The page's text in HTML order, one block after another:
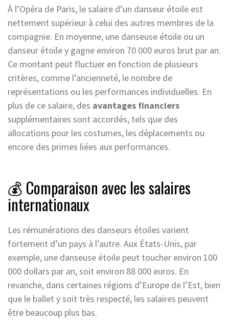
À l’Opéra de Paris, le salaire d’un danseur étoile est
nettement supérieur à celui des autres membres de la
compagnie. En moyenne, une danseuse étoile ou un
danseur étoile y gagne environ 70 000 euros brut par an.
Ce montant peut fluctuer en fonction de plusieurs
critères, comme l’ancienneté, le nombre de
représentations ou les performances individuelles. En
plus de ce salaire, des avantages financiers
supplémentaires sont accordés, tels que des
allocations pour les costumes, les déplacements ou
encore des primes liées aux performances.
💰 Comparaison avec les salaires
internationaux
Les rémunérations des danseurs étoiles varient
fortement d’un pays à l’autre. Aux États-Unis, par
exemple, une danseuse étoile peut toucher environ 100
000 dollars par an, soit environ 88 000 euros. En
revanche, dans certaines régions d’Europe de l’Est, bien
que le ballet y soit très respecté, les salaires peuvent
être beaucoup plus bas.